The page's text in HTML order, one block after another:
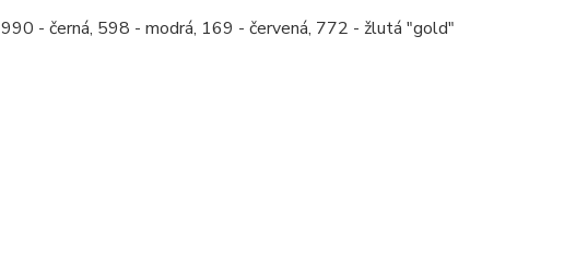
990 - černá, 598 - modrá, 169 - červená, 772 - žlutá "gold"